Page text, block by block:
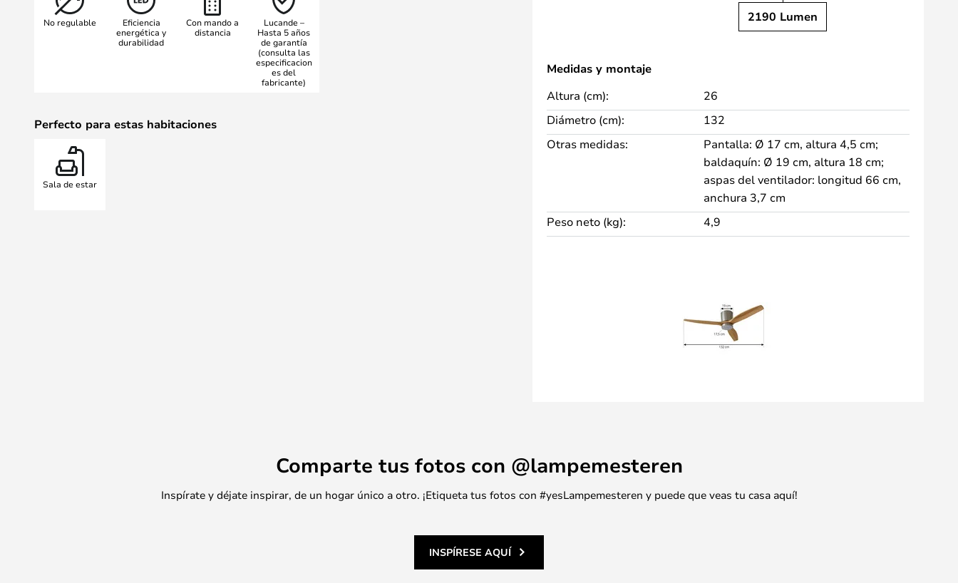
tanto en hogares modernos como clásicos. Tanto si desea mejorar
la circulación del aire como añadir una elegante solución de
iluminación, este ventilador de techo es una excelente elección.
No regulable
Eficiencia
energética y
durabilidad
Con mando a
distancia
Lucande –
Hasta 5 años
de garantía
(consulta las
especificacion
es del
fabricante)
Perfecto para estas habitaciones
Sala de estar
2190 Lumen
Medidas y montaje
Altura (cm):
26
Diámetro (cm):
132
Otras medidas:
Pantalla: Ø 17 cm, altura 4,5 cm;
baldaquín: Ø 19 cm, altura 18 cm;
aspas del ventilador: longitud 66 cm,
anchura 3,7 cm
Peso neto (kg):
4,9
Comparte tus fotos con @lampemesteren
Inspírate y déjate inspirar, de un hogar único a otro. ¡Etiqueta tus fotos con #yesLampemesteren y puede que veas tu casa aquí!
INSPÍRESE AQUÍ